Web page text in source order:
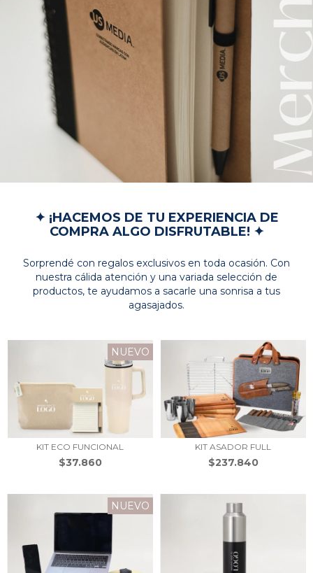
✦ ¡HACEMOS DE TU EXPERIENCIA DE
COMPRA ALGO DISFRUTABLE! ✦
Sorprendé con regalos exclusivos en toda ocasión. Con
nuestra cálida atención y una variada selección de
productos, te ayudamos a sacarle una sonrisa a tus
agasajados.
NUEVO
KIT ECO FUNCIONAL
$37.860
KIT ASADOR FULL
$237.840
NUEVO